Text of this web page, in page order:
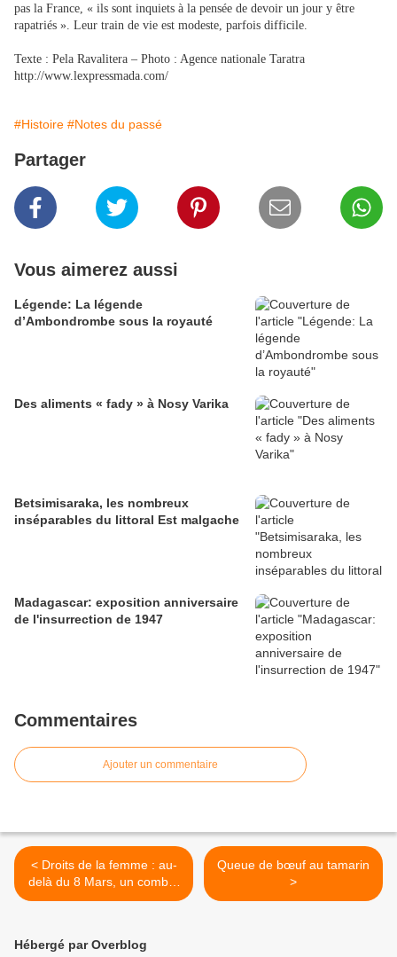
pas la France, « ils sont inquiets à la pensée de devoir un jour y être
rapatriés ». Leur train de vie est modeste, parfois difficile.
Texte : Pela Ravalitera – Photo : Agence nationale Taratra
http://www.lexpressmada.com/
#Histoire #Notes du passé
Partager
Vous aimerez aussi
Légende: La légende
d’Ambondrombe sous la royauté
Des aliments « fady » à Nosy Varika
Betsimisaraka, les nombreux
inséparables du littoral Est malgache
Madagascar: exposition anniversaire
de l'insurrection de 1947
Commentaires
Ajouter un commentaire
< Droits de la femme : au-
delà du 8 Mars, un combat
quotidien
Queue de bœuf au tamarin
>
Hébergé par Overblog